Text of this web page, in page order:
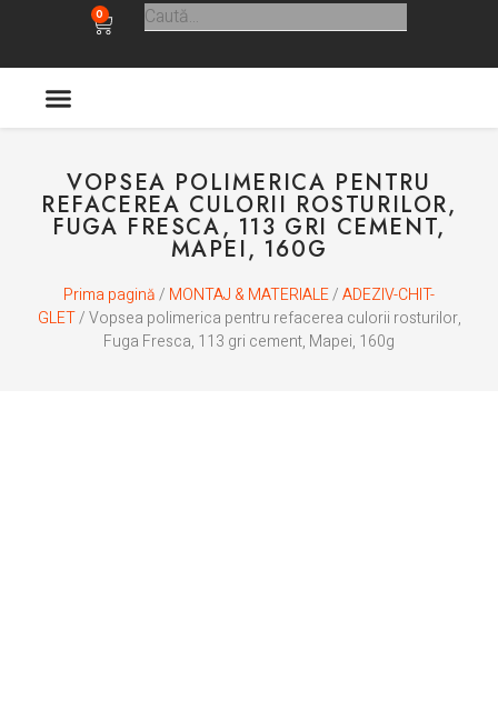
0
VOPSEA POLIMERICA PENTRU
REFACEREA CULORII ROSTURILOR,
FUGA FRESCA, 113 GRI CEMENT,
MAPEI, 160G
Prima pagină/ MONTAJ & MATERIALE/ADEZIV-CHIT-
GLET/ Vopsea polimerica pentru refacerea culorii rosturilor,
Fuga Fresca, 113 gri cement, Mapei, 160g